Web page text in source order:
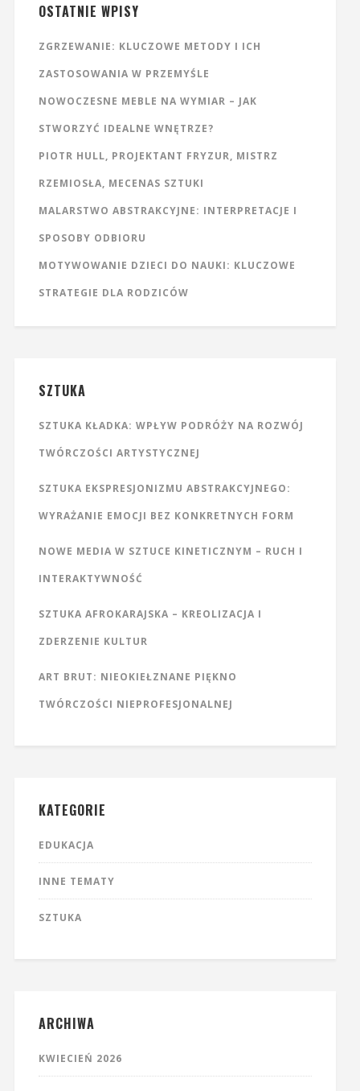
OSTATNIE WPISY
ZGRZEWANIE: KLUCZOWE METODY I ICH
ZASTOSOWANIA W PRZEMYŚLE
NOWOCZESNE MEBLE NA WYMIAR – JAK
STWORZYĆ IDEALNE WNĘTRZE?
PIOTR HULL, PROJEKTANT FRYZUR, MISTRZ
RZEMIOSŁA, MECENAS SZTUKI
MALARSTWO ABSTRAKCYJNE: INTERPRETACJE I
SPOSOBY ODBIORU
MOTYWOWANIE DZIECI DO NAUKI: KLUCZOWE
STRATEGIE DLA RODZICÓW
SZTUKA
SZTUKA KŁADKA: WPŁYW PODRÓŻY NA ROZWÓJ
TWÓRCZOŚCI ARTYSTYCZNEJ
SZTUKA EKSPRESJONIZMU ABSTRAKCYJNEGO:
WYRAŻANIE EMOCJI BEZ KONKRETNYCH FORM
NOWE MEDIA W SZTUCE KINETICZNYM – RUCH I
INTERAKTYWNOŚĆ
SZTUKA AFROKARAJSKA – KREOLIZACJA I
ZDERZENIE KULTUR
ART BRUT: NIEOKIEŁZNANE PIĘKNO
TWÓRCZOŚCI NIEPROFESJONALNEJ
KATEGORIE
EDUKACJA
INNE TEMATY
SZTUKA
ARCHIWA
KWIECIEŃ 2026